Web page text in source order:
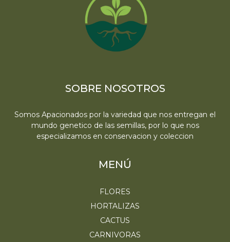
SOBRE NOSOTROS
Somos Apacionados por la variedad que nos entregan el
mundo genetico de las semillas, por lo que nos
especializamos en conservacion y coleccion
MENÚ
FLORES
HORTALIZAS
CACTUS
CARNIVORAS